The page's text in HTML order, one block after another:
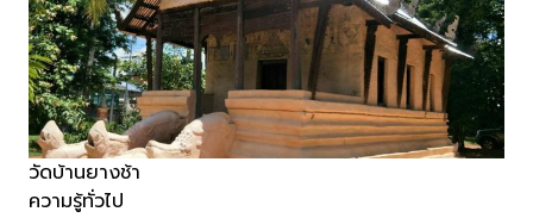
วัดบ้านยางช้า
ความรู้ทั่วไป